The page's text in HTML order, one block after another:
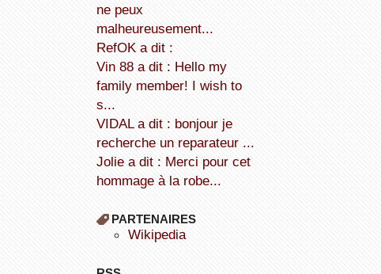
ne peux
malheureusement...
refOK a dit :
Vin 88 a dit : Hello my
family member! I wish to
s...
VIDAL a dit : bonjour je
recherche un reparateur ...
Jolie a dit : Merci pour cet
hommage à la robe...
PARTENAIRES
wikipedia